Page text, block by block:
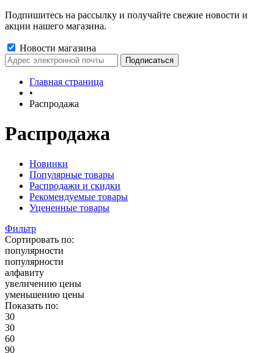
Подпишитесь на рассылку и получайте свежие новости и
акции нашего магазина.
Новости магазина
Главная страница
•
Распродажа
Распродажа
Новинки
Популярные товары
Распродажи и скидки
Рекомендуемые товары
Уцененные товары
Фильтр
Сортировать по:
популярности
популярности
алфавиту
увеличению цены
уменьшению цены
Показать по:
30
30
60
90